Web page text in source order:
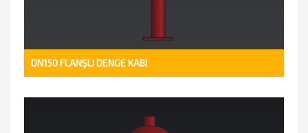
DN150 FLANŞLI DENGE KABI